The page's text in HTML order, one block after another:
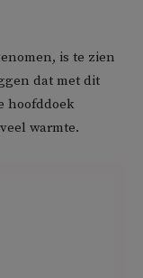
is te zien
dat met dit
hoofddoek
warmte.